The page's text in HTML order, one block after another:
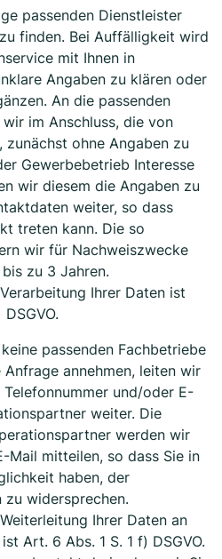
passenden Dienstleister
finden. Bei Auffälligkeit wird
mit Ihnen in
Angaben zu klären oder
An die passenden
im Anschluss, die von
ohne Angaben zu
Gewerbebetrieb Interesse
wir diesem die Angaben zu
weiter, so dass
treten kann. Die so
wir für Nachweiszwecke
zu 3 Jahren.
Ihrer Daten ist
passenden Fachbetriebe
annehmen, leiten wir
und/oder E-
weiter. Die
werden wir
Mail mitteilen, so dass Sie in
haben, der
zu widersprechen.
Ihrer Daten an
Art. 6 Abs. 1 S. 1 f) DSGVO.